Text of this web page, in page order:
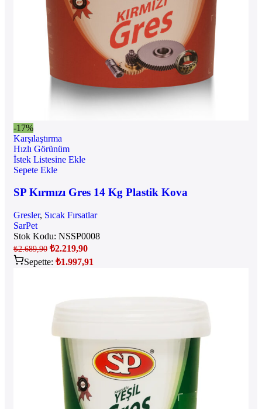
-17%
Karşılaştırma
Hızlı Görünüm
İstek Listesine Ekle
Sepete Ekle
SP Kırmızı Gres 14 Kg Plastik Kova
Gresler, Sıcak Fırsatlar
SarPet
Stok Kodu: NSSP0008
₺2.689,90 ₺2.219,90
Sepette: ₺1.997,91